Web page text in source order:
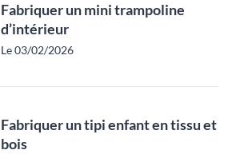
Fabriquer un mini trampoline
d’intérieur
Le 03/02/2026
Fabriquer un tipi enfant en tissu et
bois